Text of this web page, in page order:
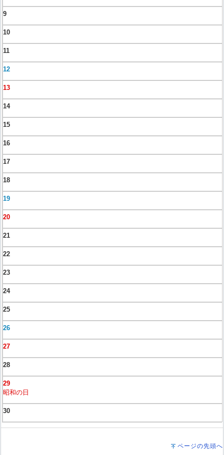
9
10
11
12
13
14
15
16
17
18
19
20
21
22
23
24
25
26
27
28
29
昭和の日
30
ページの先頭へ